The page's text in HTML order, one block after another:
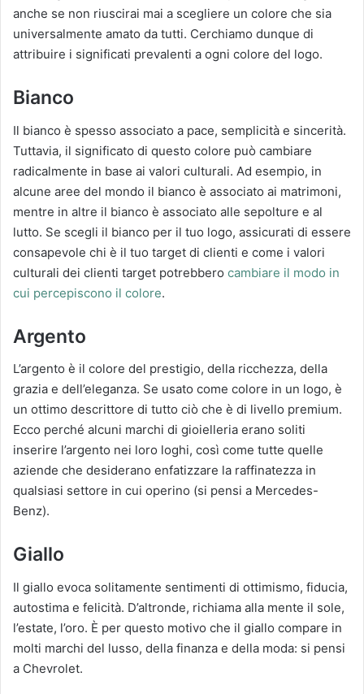
anche se non riuscirai mai a scegliere un colore che sia
universalmente amato da tutti. Cerchiamo dunque di
attribuire i significati prevalenti a ogni colore del logo.
Bianco
Il bianco è spesso associato a pace, semplicità e sincerità.
Tuttavia, il significato di questo colore può cambiare
radicalmente in base ai valori culturali. Ad esempio, in
alcune aree del mondo il bianco è associato ai matrimoni,
mentre in altre il bianco è associato alle sepolture e al
lutto. Se scegli il bianco per il tuo logo, assicurati di essere
consapevole chi è il tuo target di clienti e come i valori
culturali dei clienti target potrebbero cambiare il modo in
cui percepiscono il colore.
Argento
L’argento è il colore del prestigio, della ricchezza, della
grazia e dell’eleganza. Se usato come colore in un logo, è
un ottimo descrittore di tutto ciò che è di livello premium.
Ecco perché alcuni marchi di gioielleria erano soliti
inserire l’argento nei loro loghi, così come tutte quelle
aziende che desiderano enfatizzare la raffinatezza in
qualsiasi settore in cui operino (si pensi a Mercedes-
Benz).
Giallo
Il giallo evoca solitamente sentimenti di ottimismo, fiducia,
autostima e felicità. D’altronde, richiama alla mente il sole,
l’estate, l’oro. È per questo motivo che il giallo compare in
molti marchi del lusso, della finanza e della moda: si pensi
a Chevrolet.